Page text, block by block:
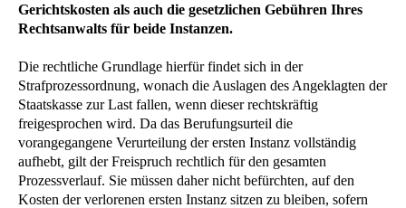
Gerichtskosten als auch die gesetzlichen Gebühren Ihres
Rechtsanwalts für beide Instanzen.
Die rechtliche Grundlage hierfür findet sich in der
Strafprozessordnung, wonach die Auslagen des Angeklagten der
Staatskasse zur Last fallen, wenn dieser rechtskräftig
freigesprochen wird. Da das Berufungsurteil die
vorangegangene Verurteilung der ersten Instanz vollständig
aufhebt, gilt der Freispruch rechtlich für den gesamten
Prozessverlauf. Sie müssen daher nicht befürchten, auf den
Kosten der verlorenen ersten Instanz sitzen zu bleiben, sofern